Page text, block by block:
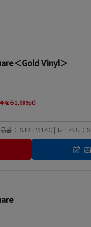
＜Gold Vinyl＞
今なら1,089pt）
番： SJRLP514C | レーベル：